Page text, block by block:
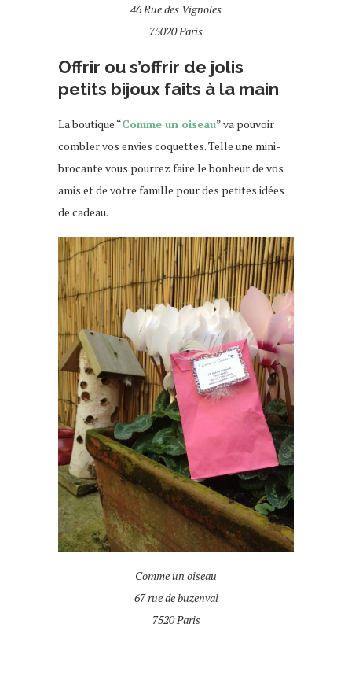
46 Rue des Vignoles
75020 Paris
Offrir ou s’offrir de jolis
petits bijoux faits à la main
La boutique “Comme un oiseau” va pouvoir
combler vos envies coquettes. Telle une mini-
brocante vous pourrez faire le bonheur de vos
amis et de votre famille pour des petites idées
de cadeau.
Comme un oiseau
67 rue de buzenval
7520 Paris